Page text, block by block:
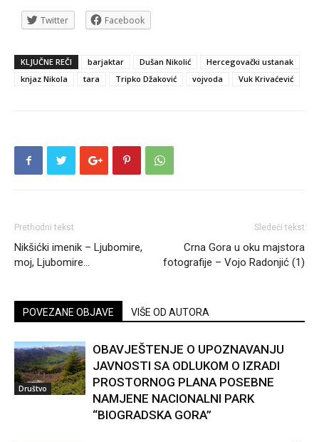
Twitter Facebook
KLJUČNE REČI barjaktar Dušan Nikolić
Hercegovački ustanak
knjaz Nikola
tara Tripko Džaković vojvoda Vuk Krivaćević
Prethodni tekst
Nikšićki imenik – Ljubomire,
moj, Ljubomire…
Sledeći tekst
Crna Gora u oku majstora
fotografije – Vojo Radonjić (1)
POVEZANE OBJAVE VIŠE OD AUTORA
Društvo
OBAVJEŠTENJE O UPOZNAVANJU
JAVNOSTI SA ODLUKOM O IZRADI
PROSTORNOG PLANA POSEBNE
NAMJENE NACIONALNI PARK
“BIOGRADSKA GORA”